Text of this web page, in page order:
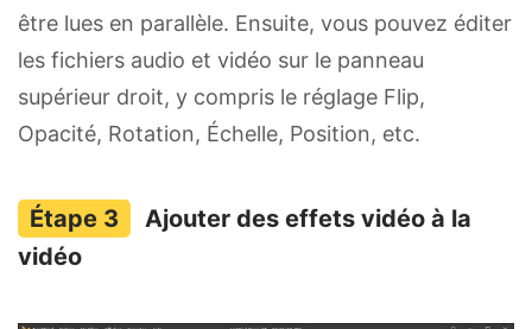
être lues en parallèle. Ensuite, vous pouvez éditer
les fichiers audio et vidéo sur le panneau
supérieur droit, y compris le réglage Flip,
Opacité, Rotation, Échelle, Position, etc.
Ajouter des effets vidéo à la
vidéo